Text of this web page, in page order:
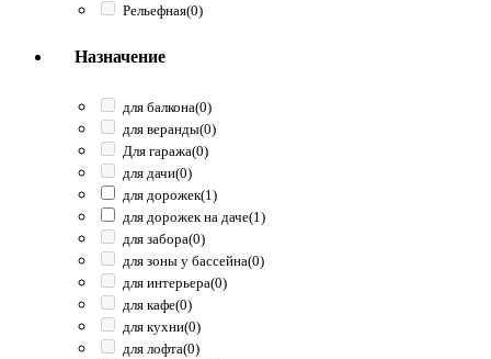
Рельефная(0)
Назначение
для балкона(0)
для веранды(0)
Для гаража(0)
для дачи(0)
для дорожек(1)
для дорожек на даче(1)
для забора(0)
для зоны у бассейна(0)
для интерьера(0)
для кафе(0)
для кухни(0)
для лофта(0)